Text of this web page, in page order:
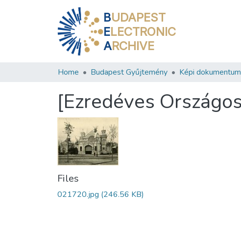
BUDAPEST
ELECTRONIC
ARCHIVE
Home Budapest Gyűjtemény Képi
[Ezredéves
Files
021720.jpg (246.56 KB)